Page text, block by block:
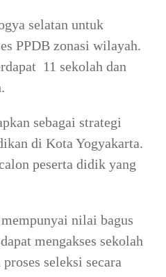
selatan untuk
PPDB zonasi wilayah.
11 sekolah dan
sebagai strategi
di Kota Yogyakarta.
peserta didik yang
nilai bagus
mengakses sekolah
seleksi secara